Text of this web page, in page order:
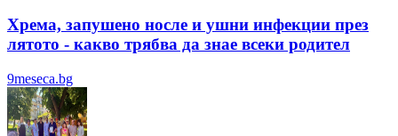
Хрема, запушено носле и ушни инфекции през
лятотo - какво трябва да знае всеки родител
9meseca.bg